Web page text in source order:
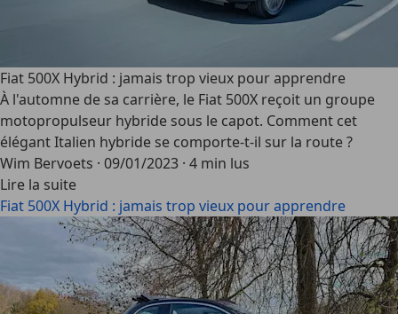
Fiat 500X Hybrid : jamais trop vieux pour apprendre
À l'automne de sa carrière, le Fiat 500X reçoit un groupe
motopropulseur hybride sous le capot. Comment cet
élégant Italien hybride se comporte-t-il sur la route ?
Wim Bervoets · 09/01/2023 · 4 min lus
Lire la suite
Fiat 500X Hybrid : jamais trop vieux pour apprendre